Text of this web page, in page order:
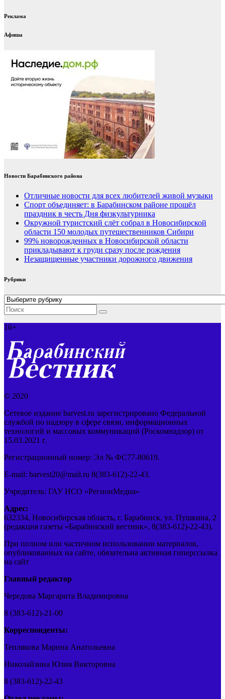
Реклама
Афиша
Новости Барабинского района
Отличные новости для всех любителей живой музыки
Спорт объединяет: в Барабинском районе прошёл
праздник в честь Дня физкультурника
Окружной туристский слёт собрал в Новосибирской
области 150 молодых путешественников Сибири
99% новорожденных в Новосибирской области
прикладывают к груди сразу после рождения
Незащищенные участники дорожного движения
Рубрики
Рубрики
16+
© 2020
Сетевое издание barvest.ru зарегистрировано Федеральной
службой по надзору в сфере связи, информационных
технологий и массовых коммуникаций (Роскомнадзор) от
15.03.2021 г.
Регистрационный номер: Эл № ФС77-80619.
E-mail: barvest20@mail.ru 8(383-612)-22-43.
Учредитель: ГАУ НСО «РегионМедиа»
Адрес:
632334, Новосибирская область, г. Барабинск, ул. Пушкина, 2
(редакция газеты «Барабинский вестник», 8(383-612)-22-43).
При полном или частичном использовании материалов,
опубликованных на сайте, обязательна активная гиперссылка
на сайт
Главный редактор
Чередова Маргарита Владимировна
8 (383-612)-21-00
Корреспонденты:
Теплякова Марина Анатольевна
Николайзина Юлия Викторовна
8 (383-612)-22-43